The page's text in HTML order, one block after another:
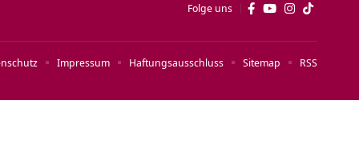
Folge uns
Impressum Haftungsausschluss Sitemap RSS